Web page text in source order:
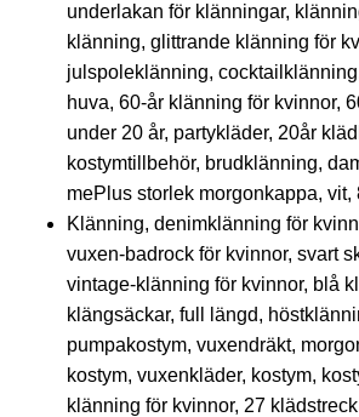
underlakan för klänningar,
klänning, glittrande klänning för
julspoleklänning,
huva, 60-år klänning för kvinnor,
under 20 år, partykläder, 20år
kostymtillbehör, brudklänning,
mePlus storlek morgonkappa, vit,
Klänning, denimklänning för
vuxen-badrock för kvinnor, svart
vintage-klänning för kvinnor, blå
klängsäckar, full längd,
pumpakostym, vuxendräkt,
kostym, vuxenkläder, kostym,
klänning för kvinnor, 27